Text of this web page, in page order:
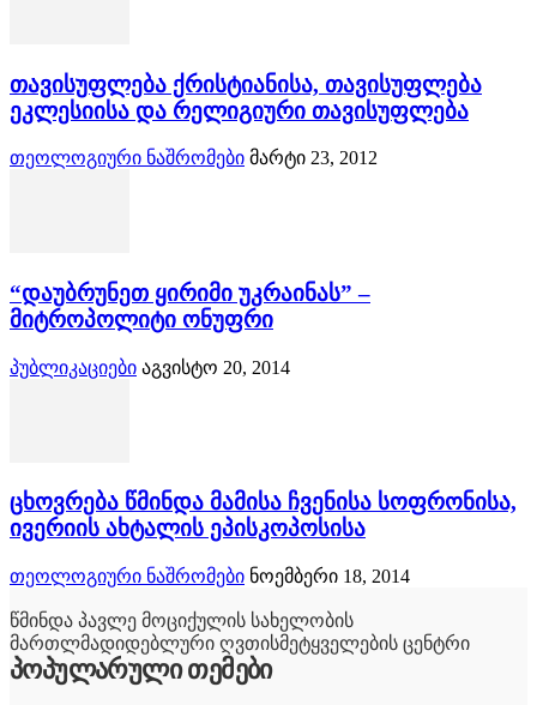
თავისუფლება ქრისტიანისა, თავისუფლება
ეკლესიისა და რელიგიური თავისუფლება
თეოლოგიური ნაშრომები მარტი 23, 2012
“დაუბრუნეთ ყირიმი უკრაინას” –
მიტროპოლიტი ონუფრი
პუბლიკაციები აგვისტო 20, 2014
ცხოვრება წმინდა მამისა ჩვენისა სოფრონისა,
ივერიის ახტალის ეპისკოპოსისა
თეოლოგიური ნაშრომები ნოემბერი 18, 2014
წმინდა პავლე მოციქულის სახელობის
მართლმადიდებლური ღვთისმეტყველების ცენტრი
პოპულარული თემები